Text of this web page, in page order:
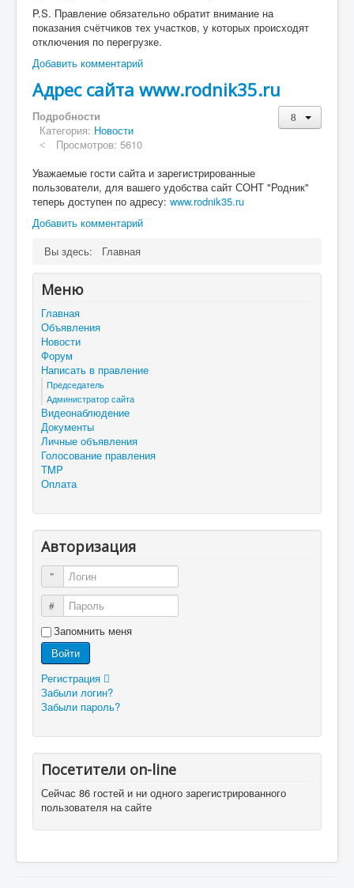
P.S. Правление обязательно обратит внимание на
показания счётчиков тех участков, у которых происходят
отключения по перегрузке.
Добавить комментарий
Адрес сайта www.rodnik35.ru
Подробности
Категория: Новости
Просмотров: 5610
Уважаемые гости сайта и зарегистрированные
пользователи, для вашего удобства сайт СОНТ "Родник"
теперь доступен по адресу: www.rodnik35.ru
Добавить комментарий
Вы здесь:
Главная
Меню
Главная
Объявления
Новости
Форум
Написать в правление
Председатель
Администратор сайта
Видеонаблюдение
Документы
Личные объявления
Голосование правления
TMP
Оплата
Авторизация
Логин
Пароль
Запомнить меня
Войти
Регистрация
Забыли логин?
Забыли пароль?
Посетители on-line
Сейчас 86 гостей и ни одного зарегистрированного
пользователя на сайте